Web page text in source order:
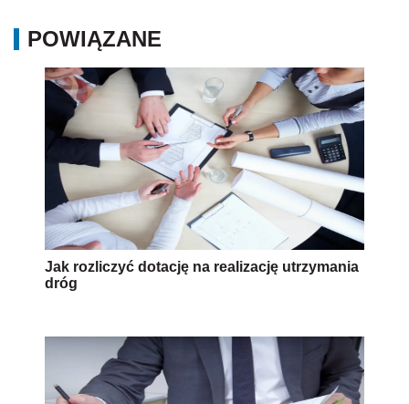
POWIĄZANE
Jak rozliczyć dotację na realizację utrzymania
dróg